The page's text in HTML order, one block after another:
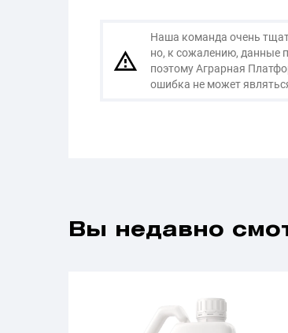
Наша команда очень
но, к сожалению, данные
поэтому Аграрная
ошибка не может
Вы недавно